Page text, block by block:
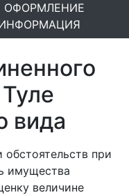
ОФОРМЛЕНИЕ
вида
обстоятельств при
имущества
величине